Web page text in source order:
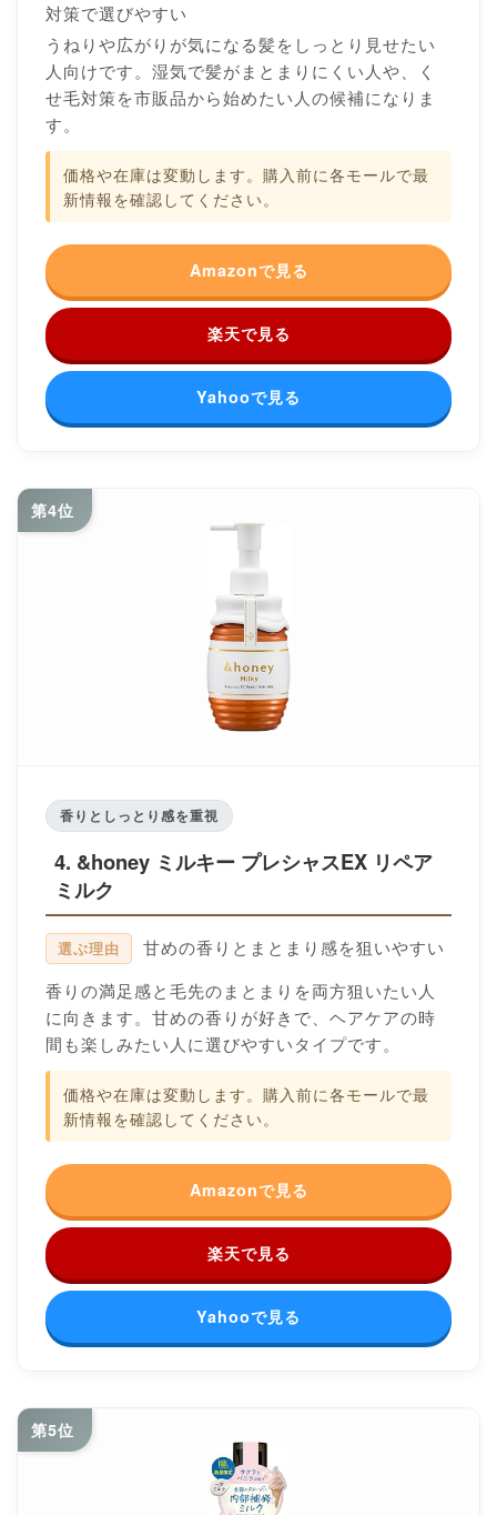
対策で選びやすい
うねりや広がりが気になる髪をしっとり見せたい
人向けです。湿気で髪がまとまりにくい人や、く
せ毛対策を市販品から始めたい人の候補になりま
す。
価格や在庫は変動します。購入前に各モールで最
新情報を確認してください。
Amazonで見る
楽天で見る
Yahooで見る
第4位
香りとしっとり感を重視
4. &honey ミルキー プレシャスEX リペア
ミルク
選ぶ理由
甘めの香りとまとまり感を狙いやすい
香りの満足感と毛先のまとまりを両方狙いたい人
に向きます。甘めの香りが好きで、ヘアケアの時
間も楽しみたい人に選びやすいタイプです。
価格や在庫は変動します。購入前に各モールで最
新情報を確認してください。
Amazonで見る
楽天で見る
Yahooで見る
第5位